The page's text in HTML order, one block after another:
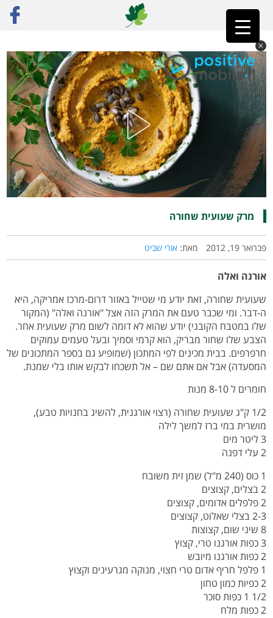
ראשי»רק מתכונים מרק שעועית שחורה
מרק שעועית שחורה
פברואר 19, 2012 מאת: אורי שביט
אורנה ואלה
שעועית שחורה, זאת יודע מי שטייל באזור דרום-מרכז אמריקה, היא
ה-דבר. ומי שכבר טעם את המרק הזה אצל "אורנה ואלה" (המקור
שלו במטבח הקובני) יודע שהוא לא דומה לשום מרק שעועית אחר.
הצבע שלו שחור מבריק, הוא קרמי וסמיך ובעל טעמים עמוקים
חרפרפים. בבית מכינים לפי המתכון (שמופיע גם בספר המתכונים של
המסעדה) אבל אם אתם שם – אל תשכחו לבקש אותו בלי שמנת.
חומרים ל 8-10 מנות
1/2 ק"ג שעועית שחורה (רצוי אורגנית, להשיג בחנויות טבע),
מושרית במי ברז למשך לילה
3 ליטר מים
2 עלי דפנה
1 כוס (240 מ"ל) שמן זית משובח
2 בצלים, קצוצים
2 פלפלים אדומים, קצוצים
2-3 בצלי שאלוט, קצוצים
8 שיני שום, קצוצות
3 כפות אורגנו טרי, קצוץ
2 כפות אורגנו מיובש
1 פלפל חריף אדום טרי חצוי, מנוקה מגרעינים וקצוץ
2 כפיות כמון טחון
1/2 1 כפות סוכר
2 כפות מלח